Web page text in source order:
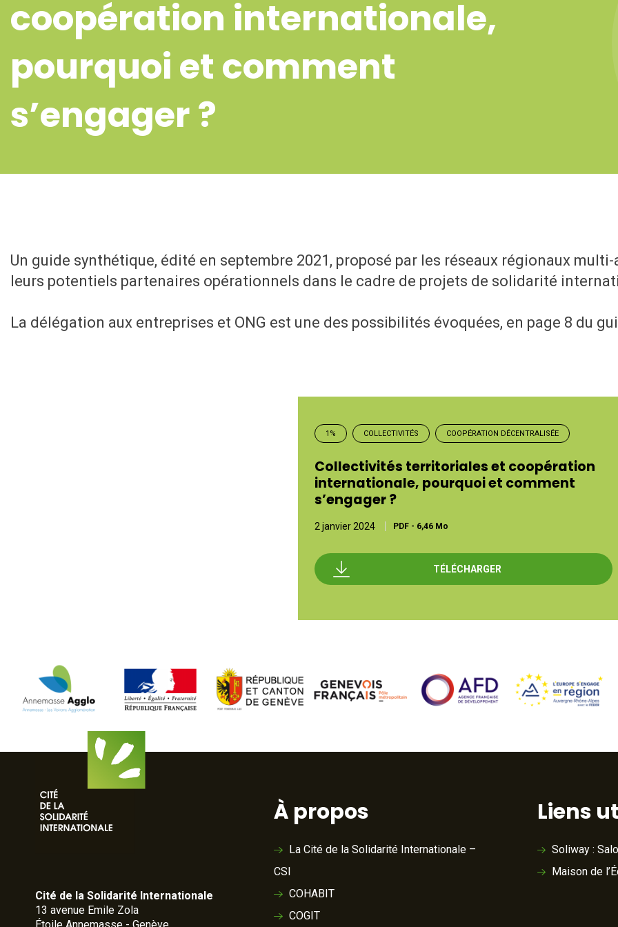
coopération internationale,
pourquoi et comment
s’engager ?
Un guide synthétique, édité en septembre 2021, proposé par les réseaux régionaux
leurs potentiels partenaires opérationnels dans le cadre de projets de solidarité
La délégation aux entreprises et ONG est une des possibilités évoquées, en page 8 du
1% COLLECTIVITÉS COOPÉRATION DÉCENTRALISÉE
Collectivités territoriales et coopération
internationale, pourquoi et comment
s’engager ?
2 janvier 2024 PDF - 6,46 Mo
TÉLÉCHARGER
Cité de la Solidarité Internationale
13 avenue Emile Zola
À propos
La Cité de la Solidarité Internationale –
CSI
COHABIT
COGIT
Liens
Soliway :
Maison de